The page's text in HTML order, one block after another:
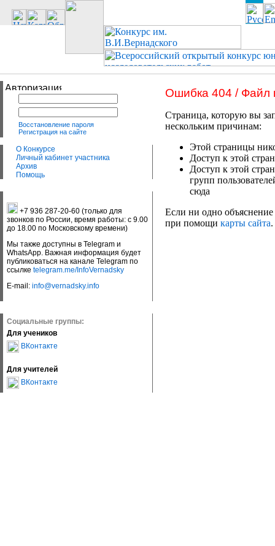
Восстановление пароля
Регистрация на сайте
О Конкурсе
Личный кабинет участника
Архив
Помощь
+7 936 287-20-60 (только для
звонков по России, время работы: с 9.00
до 18.00 по Московскому времени)
Мы также доступны в Telegram и
WhatsApp. Важная информация будет
публиковаться на канале Telegram по
ссылке telegram.me/InfoVernadsky
E-mail: info@vernadsky.info
Социальные группы:
Для учеников
ВКонтакте
Для учителей
ВКонтакте
Ошибка 404 / Файл
Страница, которую вы
нескольким причинам:
Этой страницы
Доступ к этой
Доступ к этой
групп
сюда
Если ни одно объяснение
при помощи карты сайта.